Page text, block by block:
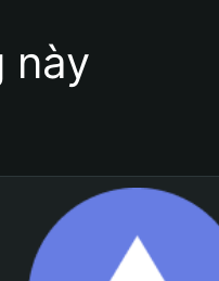
này